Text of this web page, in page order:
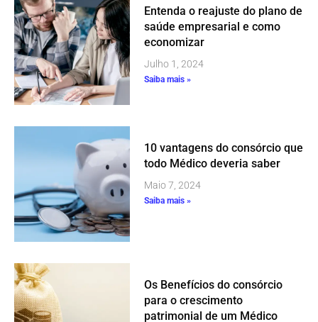
Entenda o reajuste do plano de
saúde empresarial e como
economizar
Julho 1, 2024
Saiba mais »
10 vantagens do consórcio que
todo Médico deveria saber
Maio 7, 2024
Saiba mais »
Os Benefícios do consórcio
para o crescimento
patrimonial de um Médico